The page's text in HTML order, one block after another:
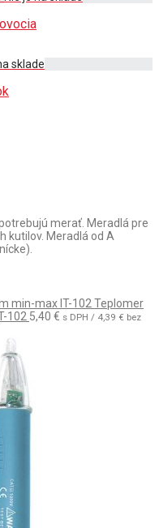
merať. Meradlá pre
kutilov. Meradlá od A
Teplomer
102 5,40 € s DPH / 4,39 € bez